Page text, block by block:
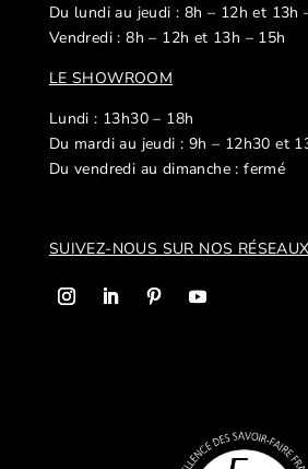
Du lundi au jeudi : 8h – 12h et 13h
Vendredi : 8h – 12h et 13h – 15h
LE SHOWROOM
Lundi : 13h30 – 18h
Du mardi au jeudi : 9h – 12h30 et
Du vendredi au dimanche : fermé
SUIVEZ-NOUS SUR NOS R